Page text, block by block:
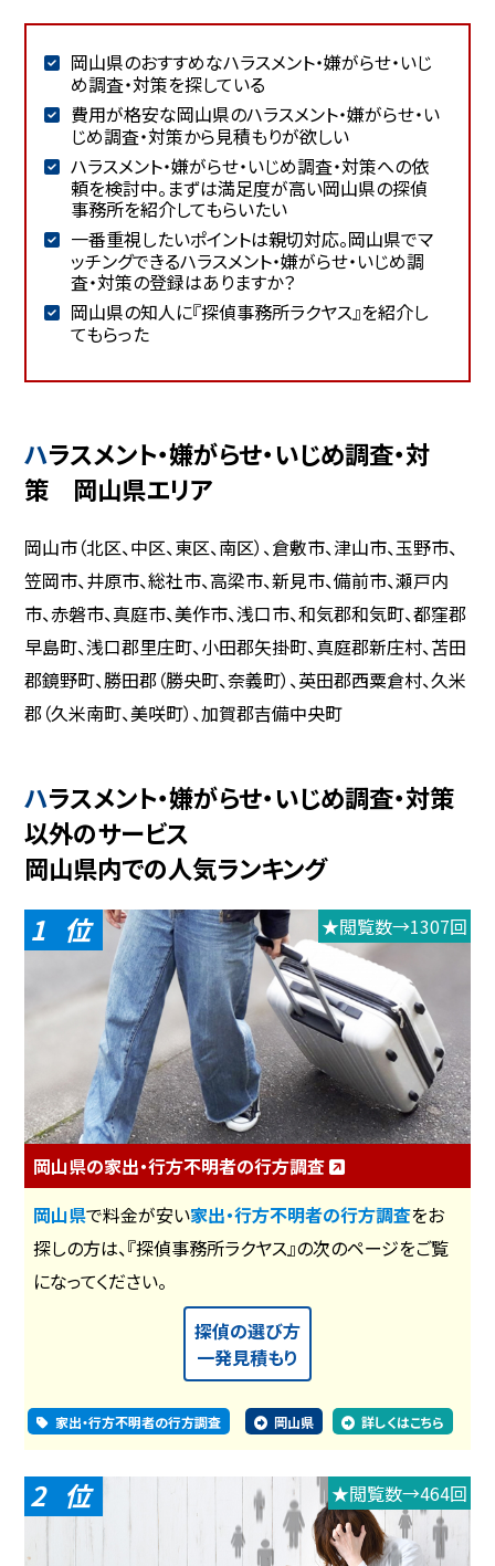
岡山県のおすすめなハラスメント・嫌がらせ・いじ
め調査・対策を探している
費用が格安な岡山県のハラスメント・嫌がらせ・い
じめ調査・対策から見積もりが欲しい
ハラスメント・嫌がらせ・いじめ調査・対策への依
頼を検討中。まずは満足度が高い岡山県の探偵
事務所を紹介してもらいたい
一番重視したいポイントは親切対応。岡山県でマ
ッチングできるハラスメント・嫌がらせ・いじめ調
査・対策の登録はありますか？
岡山県の知人に『探偵事務所ラクヤス』を紹介し
てもらった
ハラスメント・嫌がらせ・いじめ調査・対
策 岡山県エリア
岡山市（北区、中区、東区、南区）、倉敷市、津山市、玉野市、
笠岡市、井原市、総社市、高梁市、新見市、備前市、瀬戸内
市、赤磐市、真庭市、美作市、浅口市、和気郡和気町、都窪郡
早島町、浅口郡里庄町、小田郡矢掛町、真庭郡新庄村、苫田
郡鏡野町、勝田郡（勝央町、奈義町）、英田郡西粟倉村、久米
郡（久米南町、美咲町）、加賀郡吉備中央町
ハラスメント・嫌がらせ・いじめ調査・対策
以外のサービス
岡山県内での人気ランキング
1 ★閲覧数→1307回
岡山県の家出・行方不明者の行方調査
岡山県で料金が安い家出・行方不明者の行方調査をお
探しの方は、『探偵事務所ラクヤス』の次のページをご覧
になってください。
探偵の選び方
一発見積もり
家出・行方不明者の行方調査 岡山県 詳しくはこちら
2 ★閲覧数→464回